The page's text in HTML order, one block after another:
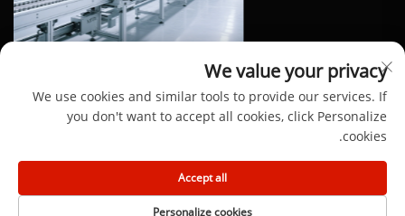
حقوق النشر © 2025 من قبل شركة دونغقوان هينغ دونغ لمواد
الألومنيوم المحدودة
We value your privacy
We use cookies and similar tools to provide our services. If
you don't want to accept all cookies, click Personalize
cookies.
Personalize cookies
Accept all